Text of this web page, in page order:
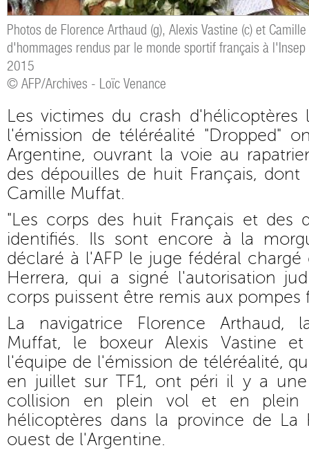
Photos de Florence Arthaud (g), Alexis Vastine (c) et
d'hommages rendus par le monde sportif français à
2015
© AFP/Archives - Loïc Venance
Les victimes du crash
l'émission de téléréalité "Dropped"
Argentine, ouvrant la voie au
des dépouilles de huit Français,
Camille Muffat.
"Les corps des huit Français et des
identifiés. Ils sont encore à la
déclaré à l'AFP le juge fédéral
Herrera, qui a signé l'autorisation
corps puissent être remis aux pompes
La navigatrice Florence Arthaud,
Muffat, le boxeur Alexis Vastine
l'équipe de l'émission de téléréalité,
en juillet sur TF1, ont péri il y a
collision en plein vol et en plein
hélicoptères dans la province de La
ouest de l'Argentine.